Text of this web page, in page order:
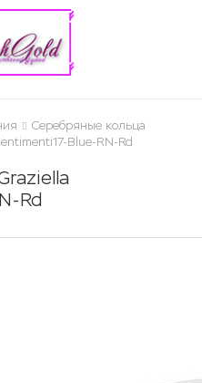
Серебряные кольца
Blue-RN-Rd
Rd